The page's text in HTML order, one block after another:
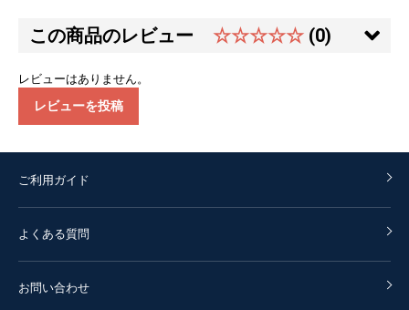
この商品のレビュー ☆☆☆☆☆ (0)
レビューはありません。
レビューを投稿
ご利用ガイド
よくある質問
お問い合わせ